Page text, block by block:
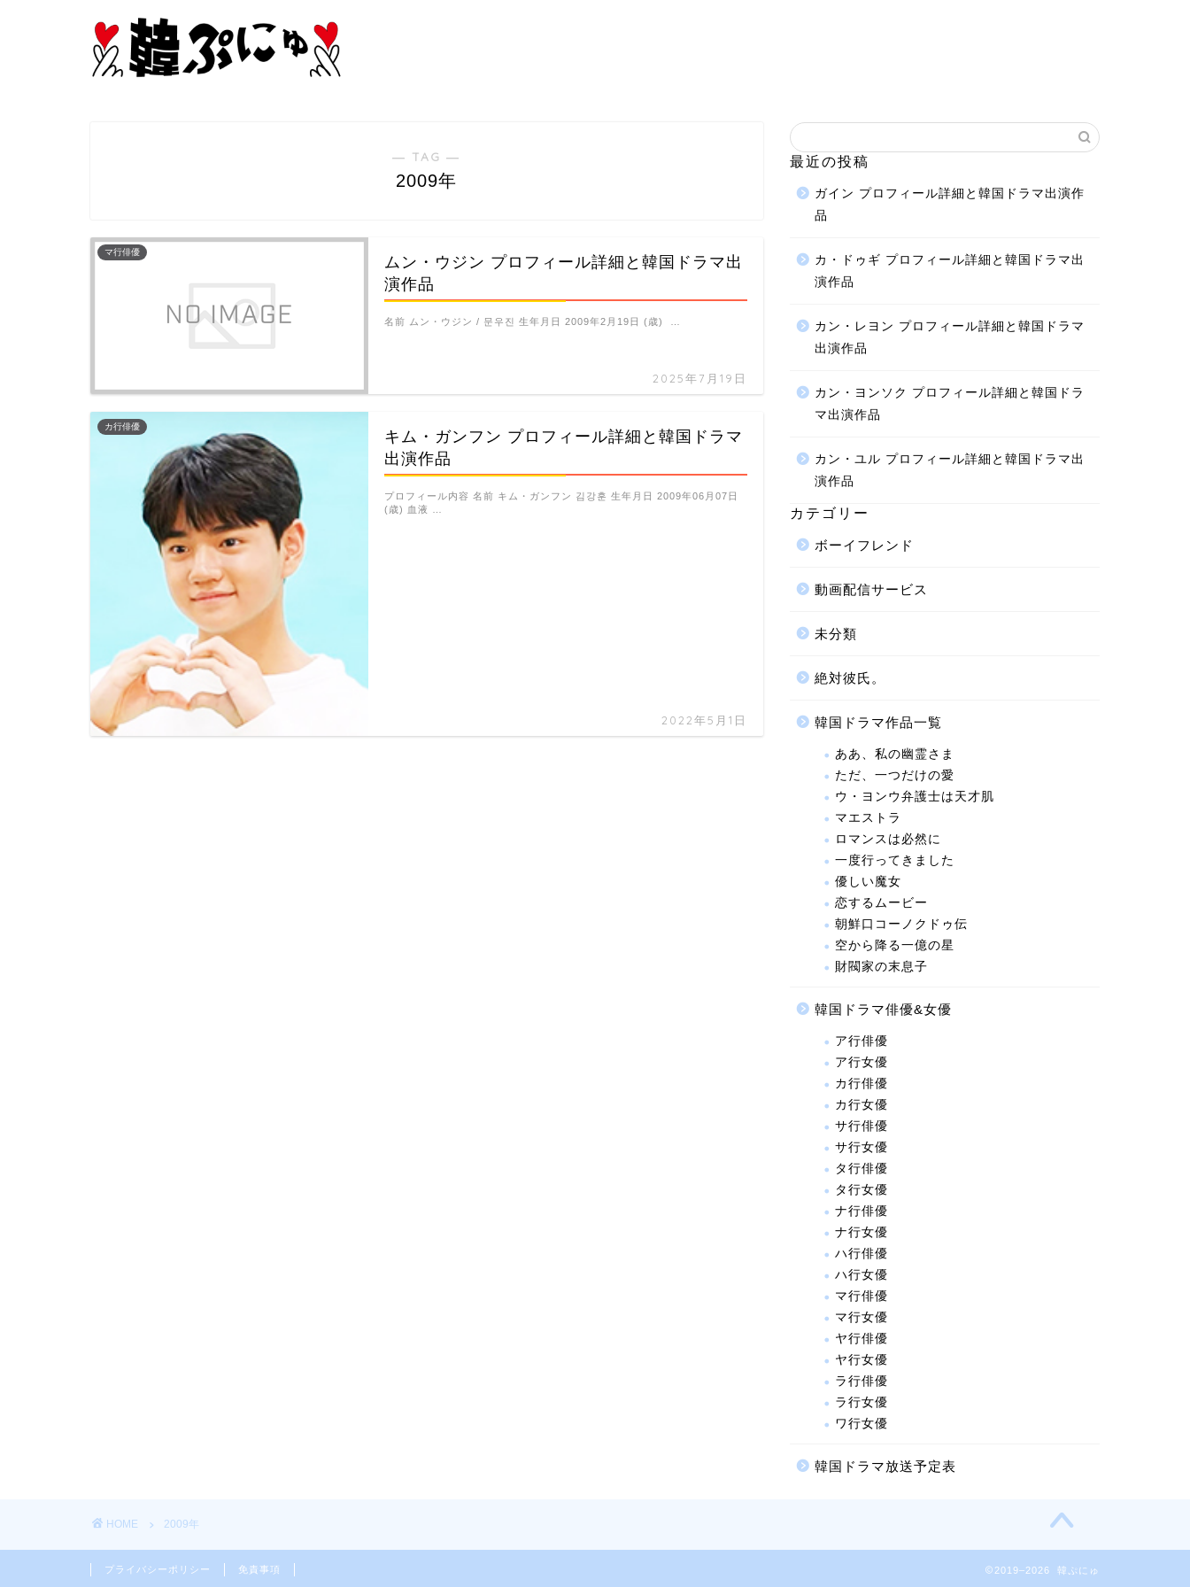
― TAG ―
2009年
マ行俳優
ムン・ウジン プロフィール詳細と韓国ドラマ出
演作品
2025年7月19日
名前 ムン・ウジン / 문우진 生年月日 2009年2月19日 (歳) …
カ行俳優
キム・ガンフン プロフィール詳細と韓国ドラマ
出演作品
2022年5月1日
プロフィール内容 名前 キム・ガンフン 김강훈 生年月日 2009年06月07日
(歳) 血液 …
最近の投稿
ガイン プロフィール詳細と韓国ドラマ出演作
品
カ・ドゥギ プロフィール詳細と韓国ドラマ出
演作品
カン・レヨン プロフィール詳細と韓国ドラマ
出演作品
カン・ヨンソク プロフィール詳細と韓国ドラ
マ出演作品
カン・ユル プロフィール詳細と韓国ドラマ出
演作品
カテゴリー
ボーイフレンド
動画配信サービス
未分類
絶対彼氏。
韓国ドラマ作品一覧
ああ、私の幽霊さま
ただ、一つだけの愛
ウ・ヨンウ弁護士は天才肌
マエストラ
ロマンスは必然に
一度行ってきました
優しい魔女
恋するムービー
朝鮮口コーノクドゥ伝
空から降る一億の星
財閥家の末息子
韓国ドラマ俳優&女優
ア行俳優
ア行女優
カ行俳優
カ行女優
サ行俳優
サ行女優
タ行俳優
タ行女優
ナ行俳優
ナ行女優
ハ行俳優
ハ行女優
マ行俳優
マ行女優
ヤ行俳優
ヤ行女優
ラ行俳優
ラ行女優
ワ行女優
韓国ドラマ放送予定表
HOME 2009年
プライバシーポリシー 免責事項 2019–2026 韓ぷにゅ